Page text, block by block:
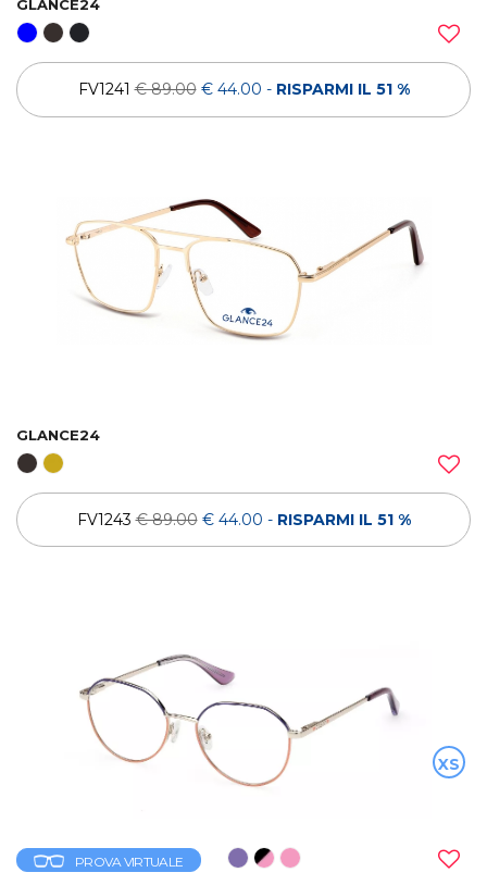
GLANCE24
FV1241€ 89.00 € 44.00 - RISPARMI IL 51 %
GLANCE24
FV1243€ 89.00 € 44.00 - RISPARMI IL 51 %
XS
PROVA VIRTUALE